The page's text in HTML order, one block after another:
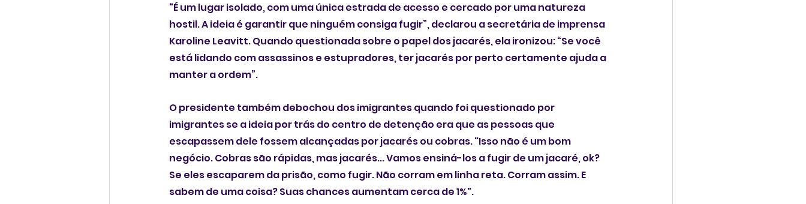
“É um lugar isolado, com uma única estrada de acesso e cercado por uma natureza
hostil. A ideia é garantir que ninguém consiga fugir”, declarou a secretária de imprensa
Karoline Leavitt. Quando questionada sobre o papel dos jacarés, ela ironizou: “Se você
está lidando com assassinos e estupradores, ter jacarés por perto certamente ajuda a
manter a ordem”.
O presidente também debochou dos imigrantes quando foi questionado por
imigrantes se a ideia por trás do centro de detenção era que as pessoas que
escapassem dele fossem alcançadas por jacarés ou cobras. "Isso não é um bom
negócio. Cobras são rápidas, mas jacarés... Vamos ensiná-los a fugir de um jacaré, ok?
Se eles escaparem da prisão, como fugir. Não corram em linha reta. Corram assim. E
sabem de uma coisa? Suas chances aumentam cerca de 1%".